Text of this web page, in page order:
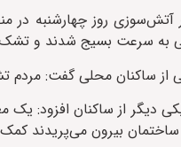
آتش‌سوزی روز چهارشنبه در
به سرعت بسیج شدند و تشک‌ها
از ساکنان محلی گفت: مردم
دیگر از ساکنان افزود: یک
بیرون می‌پریدند